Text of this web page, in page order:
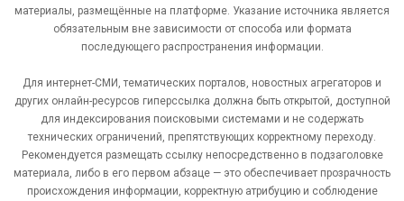
материалы, размещённые на платформе. Указание источника является
обязательным вне зависимости от способа или формата
последующего распространения информации.
Для интернет-СМИ, тематических порталов, новостных агрегаторов и
других онлайн-ресурсов гиперссылка должна быть открытой, доступной
для индексирования поисковыми системами и не содержать
технических ограничений, препятствующих корректному переходу.
Рекомендуется размещать ссылку непосредственно в подзаголовке
материала, либо в его первом абзаце — это обеспечивает прозрачность
происхождения информации, корректную атрибуцию и соблюдение